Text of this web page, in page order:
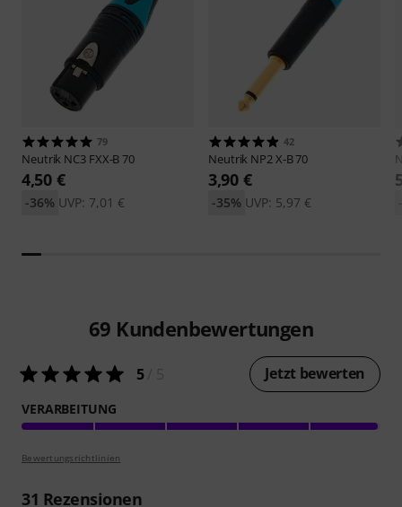
79
Neutrik NC3 FXX-B 70
4,50 €
UVP: 7,01 €
-36%
42
Neutrik NP2 X-B 70
3,90 €
UVP: 5,97 €
-35%
69 Kundenbewertungen
5/ 5 Jetzt bewerten
VERARBEITUNG
Bewertungsrichtlinien
31 Rezensionen